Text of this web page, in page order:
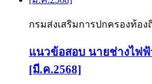
กรมส่งเสริมการปกครองท้อง
แนวข้อสอบ นายช่างไฟ
[มี.ค.2568]